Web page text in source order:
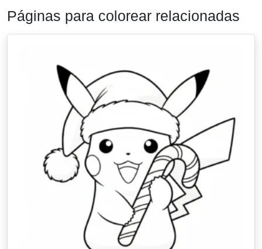
Páginas para colorear relacionadas